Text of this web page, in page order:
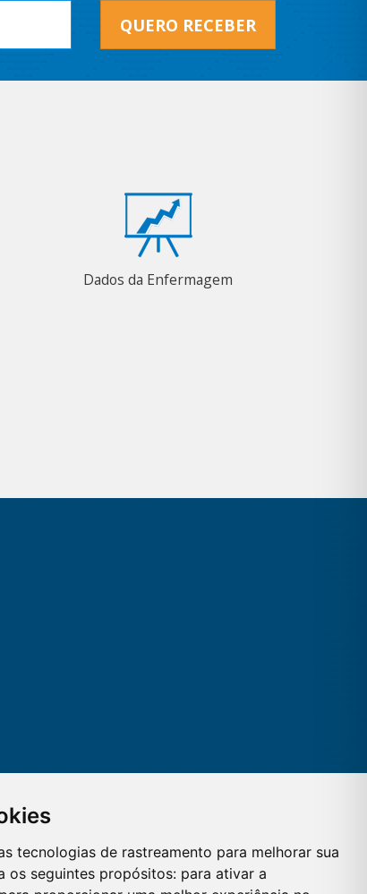
tecnologias de rastreamento para melhorar sua
os seguintes propósitos: para ativar a
QUERO RECEBER
Dados da Enfermagem